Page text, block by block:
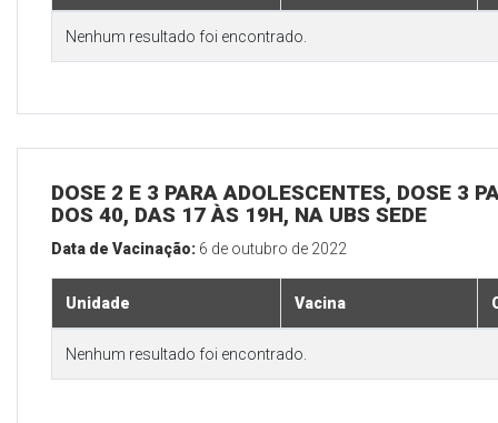
Nenhum resultado foi encontrado.
DOSE 2 E 3 PARA ADOLESCENTES, DOSE 3
DOS 40, DAS 17 ÀS 19H, NA UBS SEDE
Data de Vacinação: 6 de outubro de 2022
Unidade Vacina
Nenhum resultado foi encontrado.